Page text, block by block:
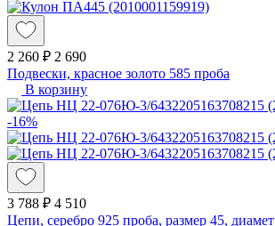
2 260 ₽ 2 690
Подвески, красное золото 585 проба
В корзину
-16%
3 788 ₽ 4 510
Цепи, серебро 925 проба, размер 45,